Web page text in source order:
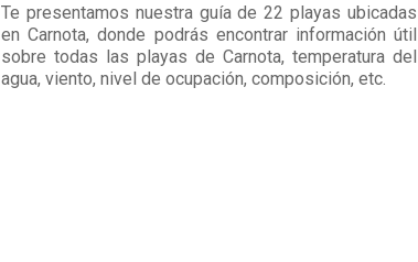
Te presentamos nuestra guía de 22 playas ubicadas
enCarnota, donde podrás encontrar información útil
sobre todas las playas de Carnota, temperatura del
agua, viento, nivel de ocupación, composición, etc.